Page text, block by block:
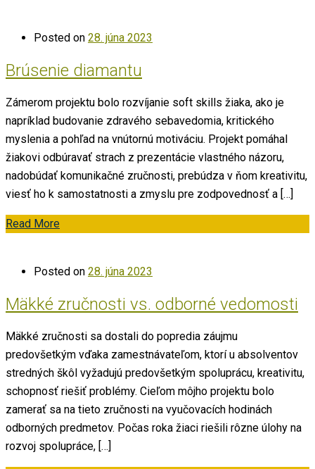
Posted on 28. júna 2023
Brúsenie diamantu
Zámerom projektu bolo rozvíjanie soft skills žiaka, ako je
napríklad budovanie zdravého sebavedomia, kritického
myslenia a pohľad na vnútornú motiváciu. Projekt pomáhal
žiakovi odbúravať strach z prezentácie vlastného názoru,
nadobúdať komunikačné zručnosti, prebúdza v ňom kreativitu,
viesť ho k samostatnosti a zmyslu pre zodpovednosť a […]
Read More
Posted on 28. júna 2023
Mäkké zručnosti vs. odborné vedomosti
Mäkké zručnosti sa dostali do popredia záujmu
predovšetkým vďaka zamestnávateľom, ktorí u absolventov
stredných škôl vyžadujú predovšetkým spoluprácu, kreativitu,
schopnosť riešiť problémy. Cieľom môjho projektu bolo
zamerať sa na tieto zručnosti na vyučovacích hodinách
odborných predmetov. Počas roka žiaci riešili rôzne úlohy na
rozvoj spolupráce, […]